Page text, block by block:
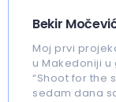
Bekir
Moj prvi
u Makedoniji
“Shoot for the
sedam dana